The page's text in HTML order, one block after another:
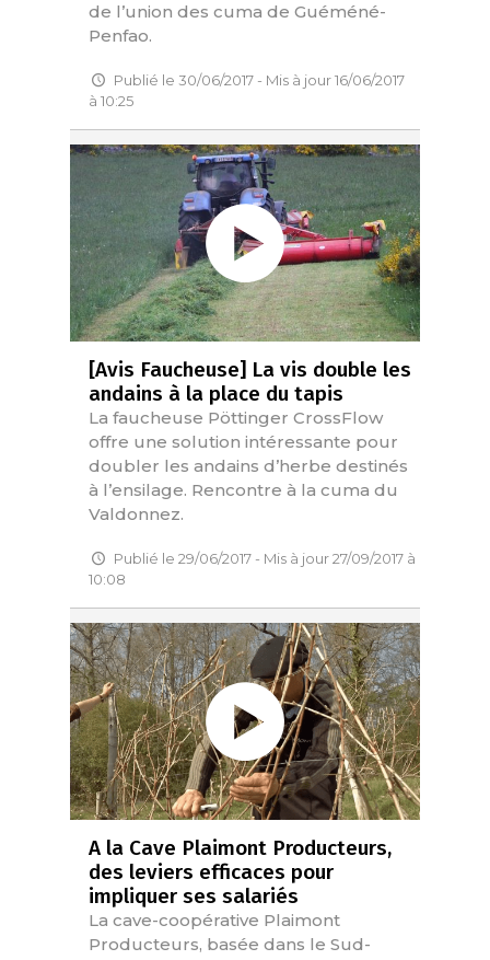
de l’union des cuma de Guéméné-
Penfao.
Publié le 30/06/2017 - Mis à jour 16/06/2017
à 10:25
[Avis Faucheuse] La vis double les
andains à la place du tapis
La faucheuse Pöttinger CrossFlow
offre une solution intéressante pour
doubler les andains d’herbe destinés
à l’ensilage. Rencontre à la cuma du
Valdonnez.
Publié le 29/06/2017 - Mis à jour 27/09/2017 à
10:08
A la Cave Plaimont Producteurs,
des leviers efficaces pour
impliquer ses salariés
La cave-coopérative Plaimont
Producteurs, basée dans le Sud-